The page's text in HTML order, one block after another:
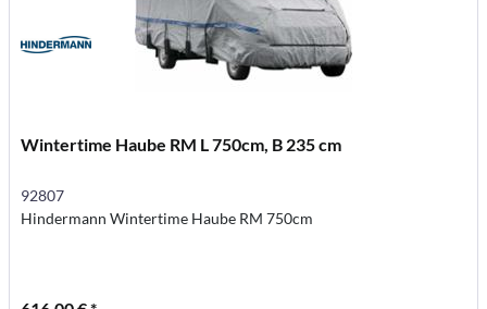
Wintertime Haube RM L 750cm, B 235 cm
92807
Hindermann Wintertime Haube RM 750cm